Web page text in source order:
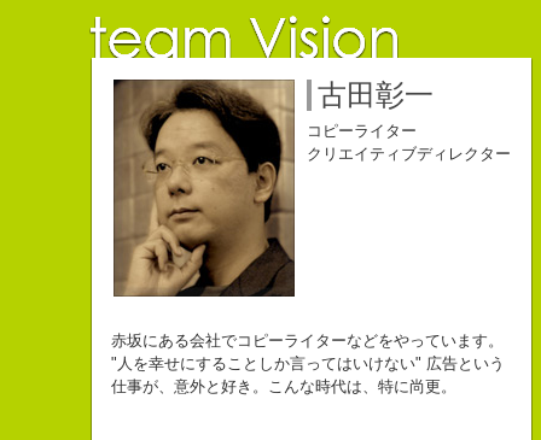
佐藤延夫
コピーライター
チームVision 事務局長
保持壮太郎
コピーライター
自己紹介ジェネレーターというサイトがある。試しにやってみた。
こんちゃっ保持壮太郎っていいます。
皆からは「保持壮太郎ピーナッツ」って呼ばれてるよ。
小山佳奈
コピーライター
なにがしか書いていられるしごとはとっても
幸せでとっても怖いですが、きょうもなんとか幸せに
生きられてる私は幸せなのかもしれません。
中村直史
コピーライター
長崎県五島市出身
３６歳
「五島列島はよいところです。
江口順也
コピーライター
Copy writer
10周年キャンペーン中です。
名雪祐平
コピーライター
クリエイティブディレクター
初対面の人によく言われる。
「きれいな名前ですね」
こう返す。「ええ、名前だけは」
古田彰一
コピーライター
クリエイティブディレクター
赤坂にある会社でコピーライターなどをやっています。
"人を幸せにすることしか言ってはいけない" 広告という
仕事が、意外と好き。こんな時代は、特に尚更。